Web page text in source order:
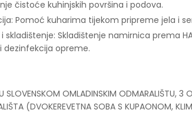
čistoće kuhinjskih površina i podova.
Pomoć kuharima tijekom pripreme jela i
i skladištenje: Skladištenje namirnica prema
dezinfekcija opreme.
SLOVENSKOM OMLADINSKIM ODMARALIŠTU, 3
(DVOKEREVETNA SOBA S KUPAONOM,